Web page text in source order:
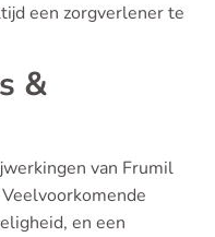
een zorgverlener te
&
van Frumil
en een